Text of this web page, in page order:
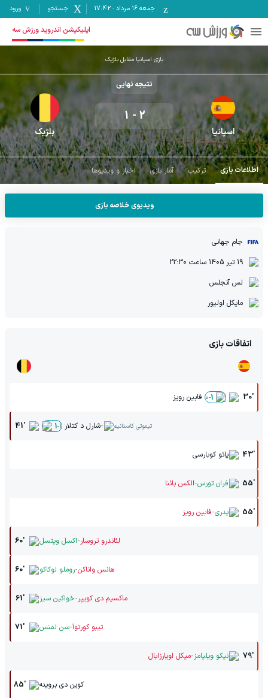
جمعه ۱۶ مرداد -
17:42 جستجو ورود
اپلیکیشن اندروید ورزش سه
بازی اسپانیا مقابل بلژیک
نتیجه نهایی
اسپانیا
2
-
1
بلژیک
اطلاعات بازی ترکیب آمار بازی اخبار و ویدیوها
ویدیوی خلاصه بازی
جام جهانی
19 تیر 1405
ساعت 22:30
لس آنجلس
مایکل اولیور
اتفاقات بازی
30'
1
-
0 فابین رویز
41' 1
-
1 شارل د کتلار- تیموتی کاستانیه
43' پائو کوبارسی
55' فران تورس-الکس بائنا
55' پدری-فابین رویز
60' اکسل ویتسل-لئاندرو تروسار
60' روملو لوکاکو-هانس واناکن
61' خواکین سیز-ماکسیم دی کویپر
71' سن لمنس-تیبو کورتوآ
79' نیکو ویلیامز-میکل اویارزابال
85' کوین دی بروینه